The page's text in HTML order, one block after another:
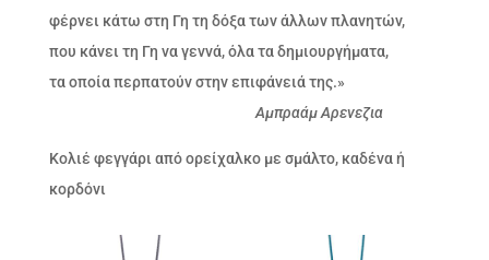
φέρνει κάτω στη Γη τη δόξα των άλλων πλανητών,
που κάνει τη Γη να γεννά, όλα τα δημιουργήματα,
τα οποία περπατούν στην επιφάνειά της.»
Αμπραάμ Αρενεζια
Κολιέ φεγγάρι από ορείχαλκο με σμάλτο, καδένα ή
κορδόνι